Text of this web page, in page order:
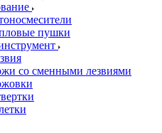
пушки
со сменными лезвиями